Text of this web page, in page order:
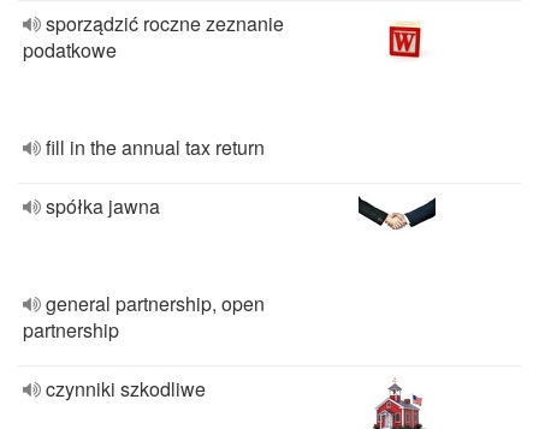
sporządzić roczne zeznanie
podatkowe
fill in the annual tax return
spółka jawna
general partnership, open
partnership
czynniki szkodliwe